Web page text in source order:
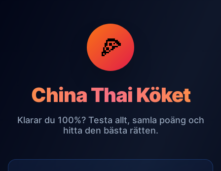
🍕
China Thai Köket
Klarar du 100%? Testa allt, samla poäng och
hitta den bästa rätten.